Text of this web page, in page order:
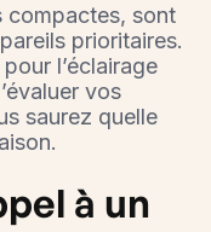
compactes, sont
prioritaires.
l’éclairage
vos
saurez quelle
à un